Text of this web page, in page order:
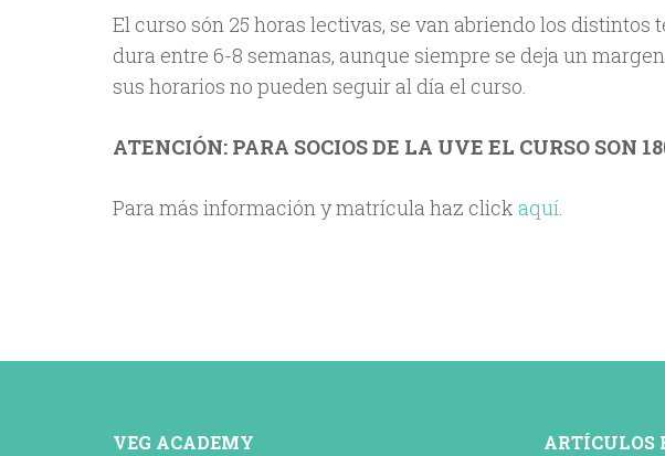
El curso són 25 horas lectivas, se van abriendo los distintos
dura entre 6-8 semanas, aunque siempre se deja un
sus horarios no pueden seguir al día el curso.
ATENCIÓN: PARA SOCIOS DE LA UVE EL CURSO SON
Para más información y matrícula haz click aquí.
VEG ACADEMY ARTÍCULOS